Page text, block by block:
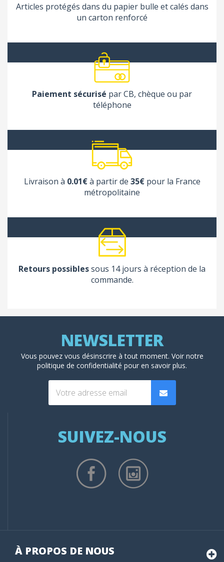
Articles protégés dans du papier bulle et calés dans
un carton renforcé
Paiement sécurisé par CB, chèque ou par
téléphone
Livraison à 0.01€à partir de 35€pour la France
métropolitaine
Retours possiblessous 14 jours à réception de la
commande.
Vous pouvez vous désinscrire à tout moment. Voir notre
politique de confidentialité pour en savoir plus.
SUIVEZ-NOUS
À PROPOS DE NOUS